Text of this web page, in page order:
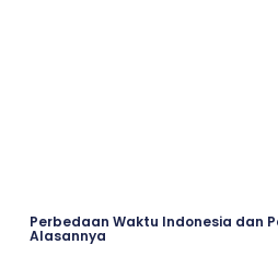
Perbedaan Waktu Indonesia dan
Alasannya